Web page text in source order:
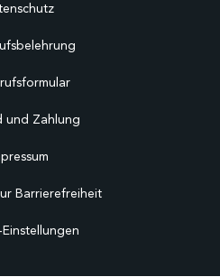
und Zahlung
Barrierefreiheit